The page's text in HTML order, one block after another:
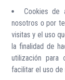
Cookies de
nosotros o por
visitas y el uso
la finalidad de
utilización para
facilitar el uso de